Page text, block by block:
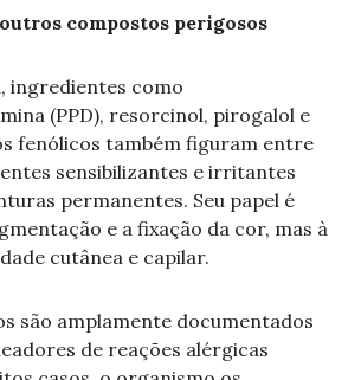
compostos perigosos
ingredientes como
(PPD), resorcinol, pirogalol e
fenólicos também figuram entre
sensibilizantes e irritantes
permanentes. Seu papel é
e a fixação da cor, mas à
cutânea e capilar.
são amplamente documentados
de reações alérgicas